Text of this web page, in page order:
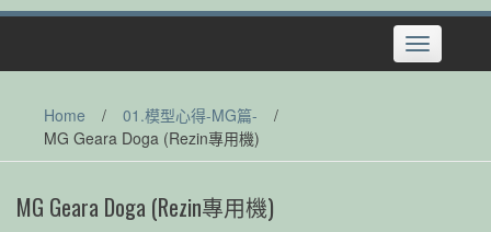
Toggle
navigation
Home / 01.模型心得-MG篇-
/
MG Geara Doga (Rezin專用機)
MG Geara Doga (Rezin專用機)